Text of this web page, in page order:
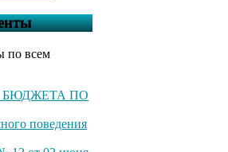
по всем
ПО
поведения